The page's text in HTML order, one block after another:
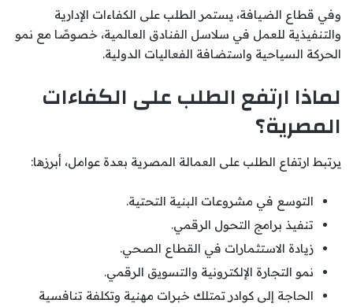
وفي قطاع الضيافة، يستمر الطلب على الكفاءات الإدارية
والتنفيذية للعمل في سلاسل الفنادق العالمية، خصوصًا مع نمو
الحركة السياحية واستضافة الفعاليات الدولية.
لماذا ارتفع الطلب على الكفاءات
المصرية؟
يرتبط ارتفاع الطلب على العمالة المصرية بعدة عوامل، أبرزها:
التوسع في مشروعات البنية التحتية.
تنفيذ برامج التحول الرقمي.
زيادة الاستثمارات في القطاع الصحي.
نمو التجارة الإلكترونية والتسويق الرقمي.
الحاجة إلى كوادر تمتلك خبرات مهنية وتكلفة تنافسية